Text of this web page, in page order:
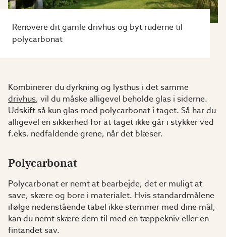
Renovere dit gamle drivhus og byt ruderne til
polycarbonat
Kombinerer du dyrkning og lysthus i det samme
drivhus, vil du måske alligevel beholde glas i siderne.
Udskift så kun glas med polycarbonat i taget. Så har du
alligevel en sikkerhed for at taget ikke går i stykker ved
f.eks. nedfaldende grene, når det blæser.
Polycarbonat
Polycarbonat er nemt at bearbejde, det er muligt at
save, skære og bore i materialet. Hvis standardmålene
ifølge nedenstående tabel ikke stemmer med dine mål,
kan du nemt skære dem til med en tæppekniv eller en
fintandet sav.